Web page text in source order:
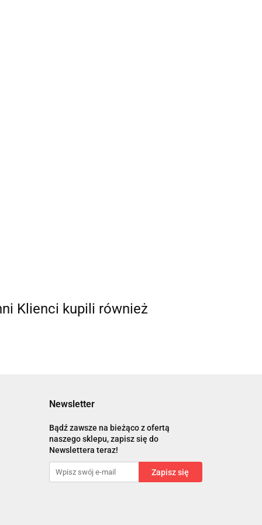
Klienci kupili również
Newsletter
Bądź zawsze na bieżąco z ofertą
naszego sklepu, zapisz się do
Newslettera teraz!